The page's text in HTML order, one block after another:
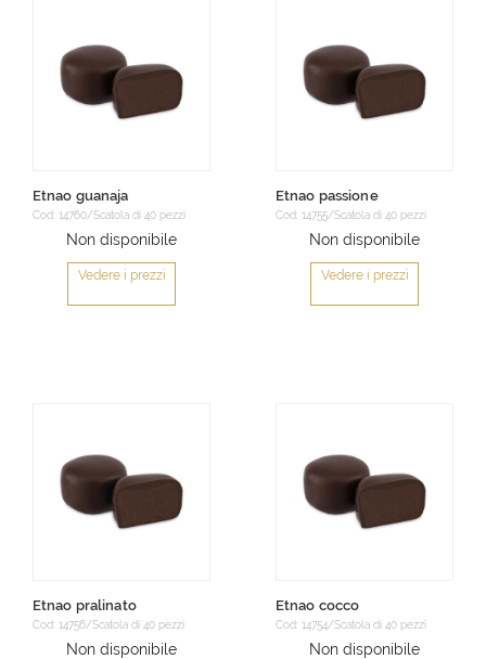
Etnao guanaja
Cod: 14760/Scatola di 40 pezzi
Non disponibile
Vedere i prezzi
Etnao passione
Cod: 14755/Scatola di 40 pezzi
Non disponibile
Vedere i prezzi
Etnao pralinato
Cod: 14756/Scatola di 40 pezzi
Non disponibile
Etnao cocco
Cod: 14754/Scatola di 40 pezzi
Non disponibile